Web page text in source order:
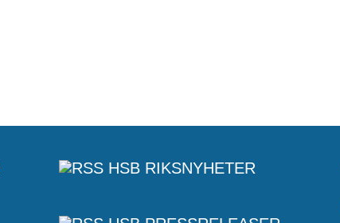
HSB RIKSNYHETER